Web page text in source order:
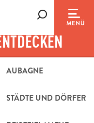
MENÜ
AUBAGNE
STÄDTE UND DÖRFER
Ihre Meinung ab
MEINUNG